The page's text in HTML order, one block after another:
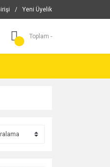
/ Yeni Üyelik
Toplam -